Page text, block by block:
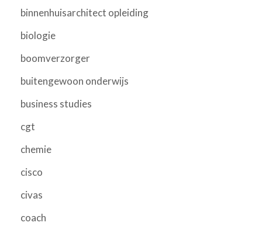
binnenhuisarchitect opleiding
biologie
boomverzorger
buitengewoon onderwijs
business studies
cgt
chemie
cisco
civas
coach